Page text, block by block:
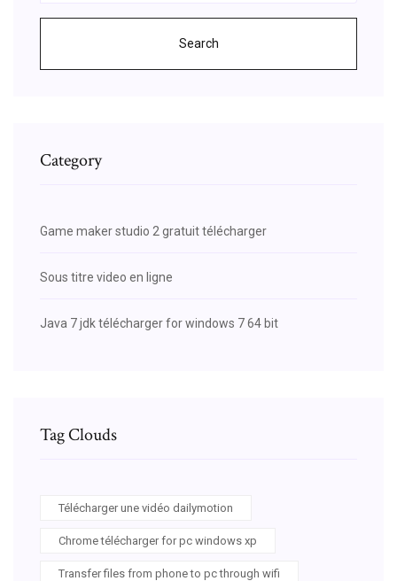
Search
Category
Game maker studio 2 gratuit télécharger
Sous titre video en ligne
Java 7 jdk télécharger for windows 7 64 bit
Tag Clouds
Télécharger une vidéo dailymotion
Chrome télécharger for pc windows xp
Transfer files from phone to pc through wifi